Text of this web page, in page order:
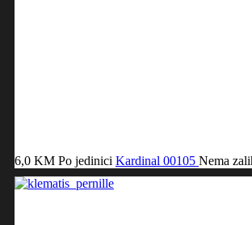
6,0 KM Po jedinici Kardinal 00105 Nema